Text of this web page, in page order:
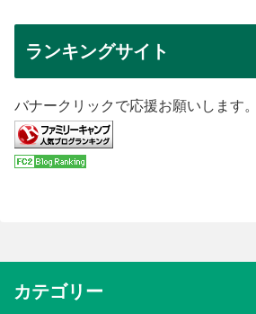
ランキングサイト
バナークリックで応援お願いします。
カテゴリー